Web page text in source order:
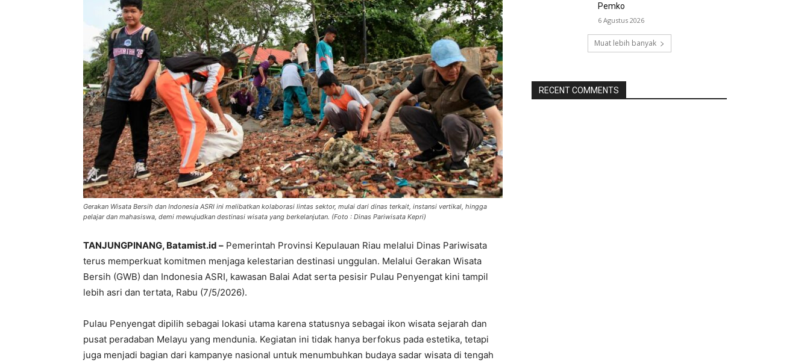
Gerakan Wisata Bersih dan Indonesia ASRI ini melibatkan kolaborasi lintas sektor, mulai dari dinas terkait, instansi vertikal, hingga
pelajar dan mahasiswa, demi mewujudkan destinasi wisata yang berkelanjutan. (Foto : Dinas Pariwisata Kepri)
TANJUNGPINANG, Batamist.id – Pemerintah Provinsi Kepulauan Riau melalui Dinas Pariwisata
terus memperkuat komitmen menjaga kelestarian destinasi unggulan. Melalui Gerakan Wisata
Bersih (GWB) dan Indonesia ASRI, kawasan Balai Adat serta pesisir Pulau Penyengat kini tampil
lebih asri dan tertata, Rabu (7/5/2026).
Pulau Penyengat dipilih sebagai lokasi utama karena statusnya sebagai ikon wisata sejarah dan
pusat peradaban Melayu yang mendunia. Kegiatan ini tidak hanya berfokus pada estetika, tetapi
juga menjadi bagian dari kampanye nasional untuk menumbuhkan budaya sadar wisata di tengah
Pemko
6 Agustus 2026
Muat lebih banyak
RECENT COMMENTS